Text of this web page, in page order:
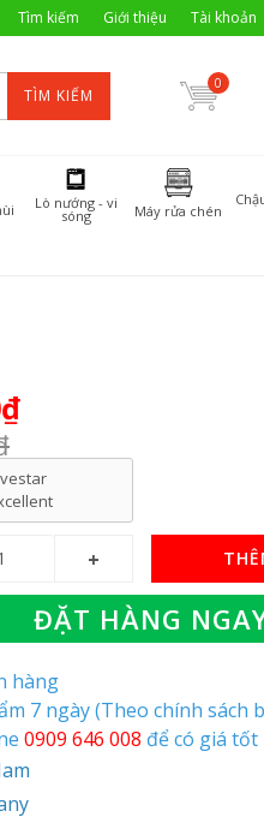
Tìm kiếm Giới thiệu Tài khoản
TÌM KIẾM
0
Lò nướng - vi
sóng Máy rửa chén
ĐẶT HÀNG
hàng
7 ngày (Theo chính sách
0909 646 008 để có giá